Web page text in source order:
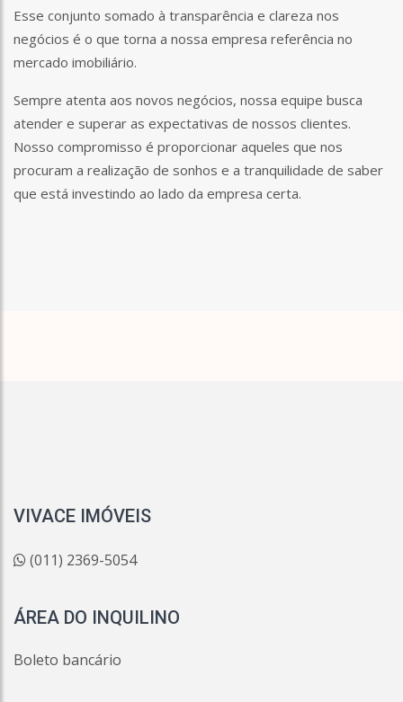
Esse conjunto somado à transparência e clareza nos
negócios é o que torna a nossa empresa referência no
mercado imobiliário.
Sempre atenta aos novos negócios, nossa equipe busca
atender e superar as expectativas de nossos clientes.
Nosso compromisso é proporcionar aqueles que nos
procuram a realização de sonhos e a tranquilidade de saber
que está investindo ao lado da empresa certa.
VIVACE IMÓVEIS
(011) 2369-5054
ÁREA DO INQUILINO
Boleto bancário